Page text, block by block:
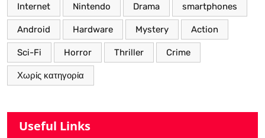
Internet Nintendo Drama smartphones
Android Hardware Mystery Action
Sci-Fi Horror Thriller Crime
Χωρίς κατηγορία
Useful Links